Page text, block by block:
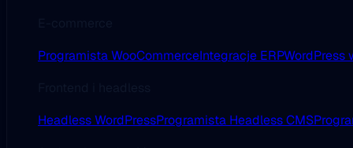
Programista WooCommerceIntegracje ERPWordPress
Headless WordPressProgramista Headless CMS